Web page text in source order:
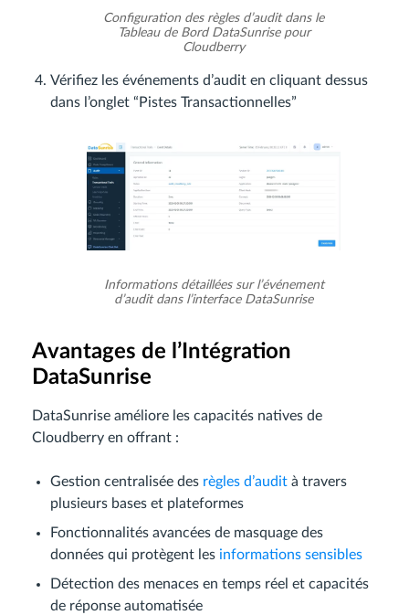
Configuration des règles d’audit dans le
Tableau de Bord DataSunrise pour
Cloudberry
Vérifiez les événements d’audit en cliquant dessus
dans l’onglet “Pistes Transactionnelles”
Informations détaillées sur l’événement
d’audit dans l’interface DataSunrise
Avantages de l’Intégration
DataSunrise
DataSunrise améliore les capacités natives de
Cloudberry en offrant :
Gestion centralisée des règles d’audit à travers
plusieurs bases et plateformes
Fonctionnalités avancées de masquage des
données qui protègent les informations sensibles
Détection des menaces en temps réel et capacités
de réponse automatisée